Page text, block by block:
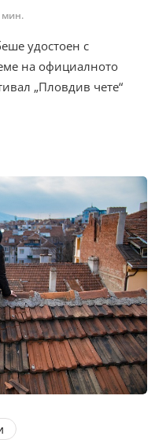
мин.
удостоен с
на официалното
„Пловдив чете“